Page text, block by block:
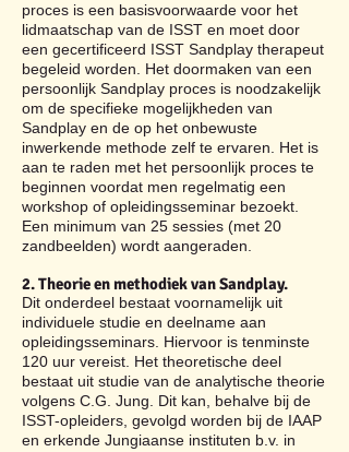
proces is een basisvoorwaarde voor het
lidmaatschap van de ISST en moet door
een gecertificeerd ISST Sandplay therapeut
begeleid worden. Het doormaken van een
persoonlijk Sandplay proces is noodzakelijk
om de specifieke mogelijkheden van
Sandplay en de op het onbewuste
inwerkende methode zelf te ervaren. Het is
aan te raden met het persoonlijk proces te
beginnen voordat men regelmatig een
workshop of opleidingsseminar bezoekt.
Een minimum van 25 sessies (met 20
zandbeelden) wordt aangeraden.
2. Theorie en methodiek van Sandplay.
Dit onderdeel bestaat voornamelijk uit
individuele studie en deelname aan
opleidingsseminars. Hiervoor is tenminste
120 uur vereist. Het theoretische deel
bestaat uit studie van de analytische theorie
volgens C.G. Jung. Dit kan, behalve bij de
ISST-opleiders, gevolgd worden bij de IAAP
en erkende Jungiaanse instituten b.v. in